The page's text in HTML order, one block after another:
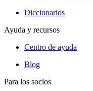
Diccionarios
Ayuda y recursos
Centro de ayuda
Blog
Para los socios